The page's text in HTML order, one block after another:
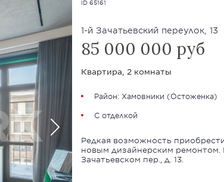
ID 65161
1-й Зачатьевский переулок, 13
85 000 000 руб
Квартира, 2 комнаты
Район: Хамовники (Остоженка)
С отделкой
Редкая возможность
новым дизайнерским ремонтом. Квартира расположена в 1-м
Зачатьевском пер., д. 13.